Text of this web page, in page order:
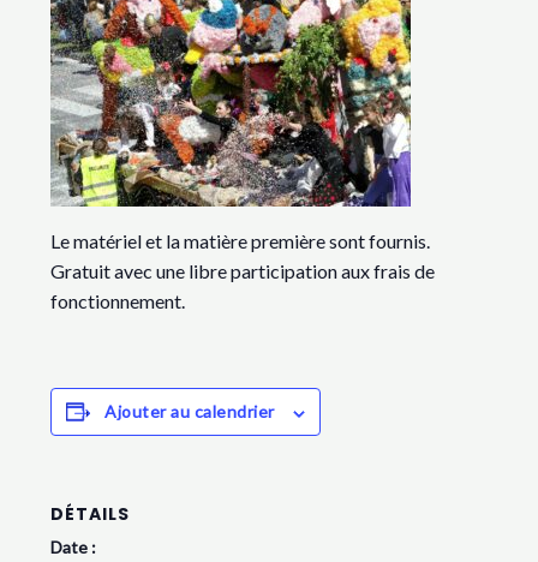
Le matériel et la matière première sont fournis.
Gratuit avec une libre participation aux frais de
fonctionnement.
Ajouter au calendrier
DÉTAILS
Date :